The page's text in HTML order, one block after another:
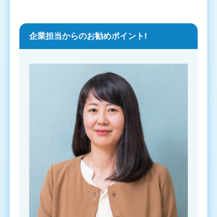
企業担当からのお勧めポイント!